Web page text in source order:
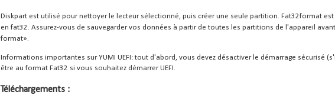
Diskpart est utilisé pour nettoyer le lecteur sélectionné, puis créer une seule partition. Fat32format
en fat32. Assurez-vous de sauvegarder vos données à partir de toutes les partitions de l'appareil
format».
Informations importantes sur YUMI UEFI: tout d'abord, vous devez désactiver le démarrage sécurisé
être au format Fat32 si vous souhaitez démarrer UEFI.
Téléchargements :